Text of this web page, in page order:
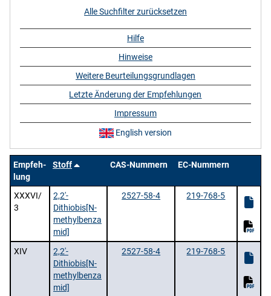
Empfeh-
lung
Stoff CAS-Nummern EC-Nummern
XXXVI/
3
2,2'-
Dithiobis[N-
methylbenza
mid]
2527-58-4 219-768-5
XIV
2,2'-
Dithiobis[N-
methylbenza
mid]
2527-58-4 219-768-5
Alle Suchfilter zurücksetzen
Hilfe
Hinweise
Weitere Beurteilungsgrundlagen
Letzte Änderung der Empfehlungen
Impressum
English version